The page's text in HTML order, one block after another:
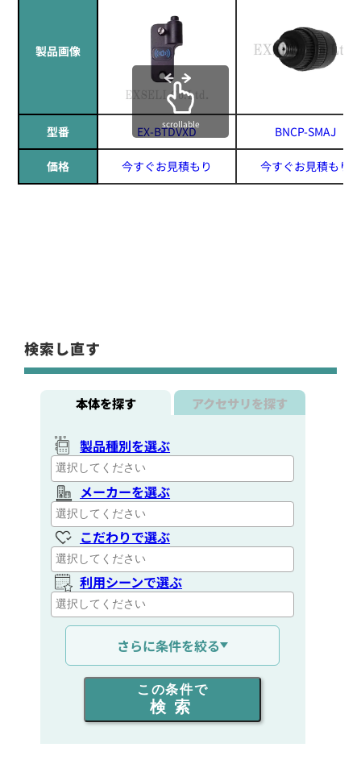
製品画像
型番 EX-BTDVXD BNCP-SMAJ
価格 今すぐお見積もり 今すぐお見積もり
scrollable
検索し直す
本体を探す アクセサリを探す
製品種別を選ぶ
メーカーを選ぶ
こだわりで選ぶ
利用シーンで選ぶ
通信距離を選ぶ
出力を選ぶ
同時通話人数を選ぶ
さらに条件を絞る
この条件で
検索